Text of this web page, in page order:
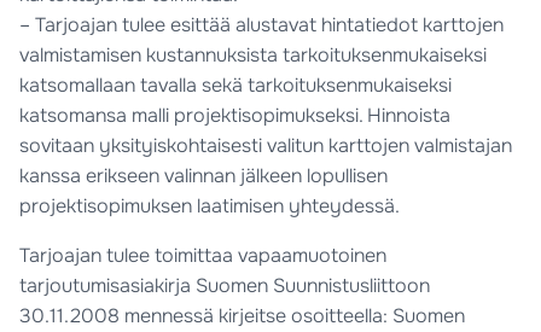
– Tarjoajan tulee esittää alustavat hintatiedot karttojen
valmistamisen kustannuksista tarkoituksenmukaiseksi
katsomallaan tavalla sekä tarkoituksenmukaiseksi
katsomansa malli projektisopimukseksi. Hinnoista
sovitaan yksityiskohtaisesti valitun karttojen valmistajan
kanssa erikseen valinnan jälkeen lopullisen
projektisopimuksen laatimisen yhteydessä.
Tarjoajan tulee toimittaa vapaamuotoinen
tarjoutumisasiakirja Suomen Suunnistusliittoon
30.11.2008 mennessä kirjeitse osoitteella: Suomen